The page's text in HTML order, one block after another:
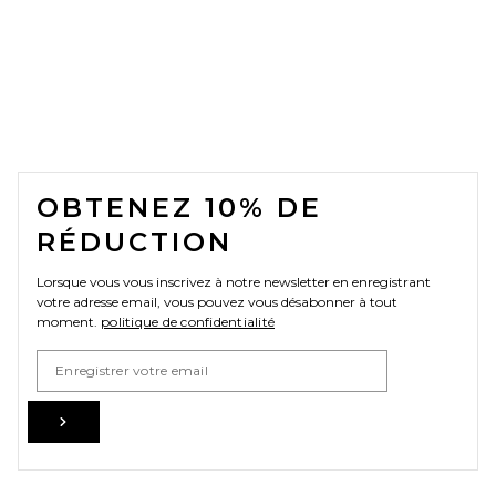
FOOTER
OBTENEZ 10% DE
RÉDUCTION
Lorsque vous vous inscrivez à notre newsletter en enregistrant
votre adresse email, vous pouvez vous désabonner à tout
moment. politique de confidentialité